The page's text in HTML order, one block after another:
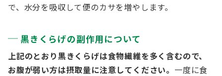
で、水分を吸収して便のカサを増やします。
黒きくらげの副作用について
上記のとおり黒きくらげは食物繊維を多く含むので、
お腹が弱い方は摂取量に注意してください。 一度に食